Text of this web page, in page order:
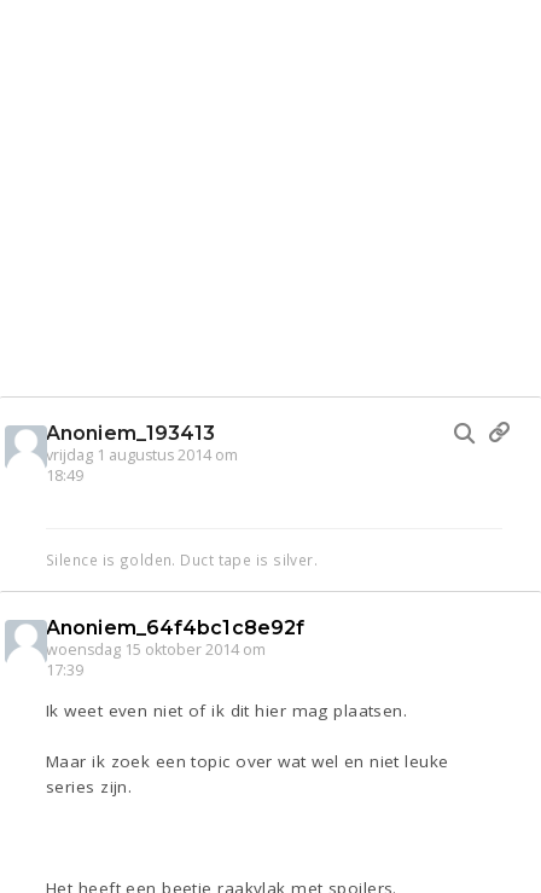
Anoniem_193413
vrijdag 1 augustus 2014 om
18:49
Silence is golden. Duct tape is silver.
Anoniem_64f4bc1c8e92f
woensdag 15 oktober 2014 om
17:39
Ik weet even niet of ik dit hier mag plaatsen.
Maar ik zoek een topic over wat wel en niet leuke
series zijn.
Het heeft een beetje raakvlak met spoilers.